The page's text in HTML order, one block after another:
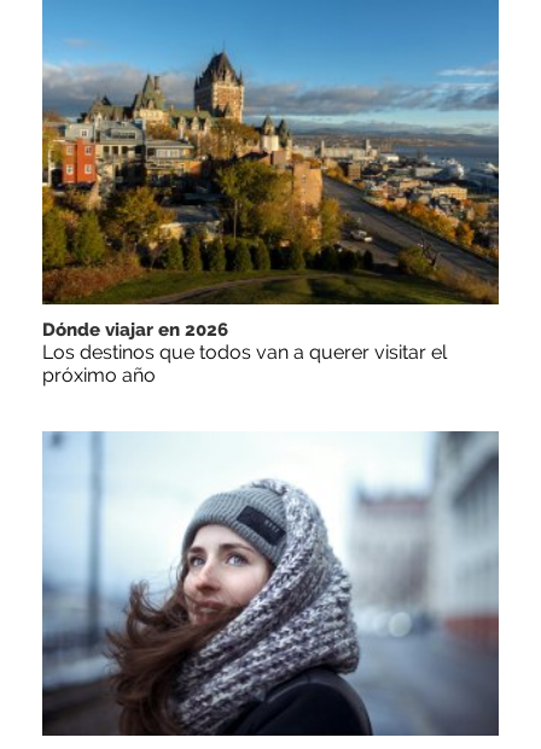
Dónde viajar en 2026
Los destinos que todos van a querer visitar el
próximo año